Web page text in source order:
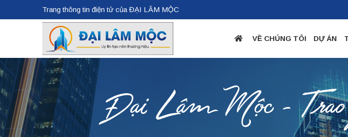
Trang thông tin điện tử của ĐẠI LÂM MỘC
VỀ CHÚNG TÔI DỰ ÁN
Đại Lâm Mộc - Trao